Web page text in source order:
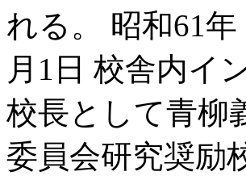
れる。 昭和61
月1日 校舎内イ
校長として青柳
委員会研究奨励